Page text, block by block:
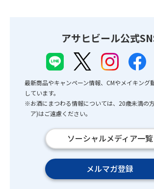
アサヒビール公式
最新商品やキャンペーン情報、CMやメイキング
しています。
※お酒にまつわる情報については、20歳未満の
ア)はご遠慮ください。
ソーシャルメディア一覧
メルマガ登録